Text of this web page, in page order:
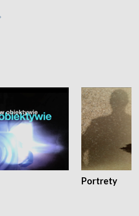
Portrety